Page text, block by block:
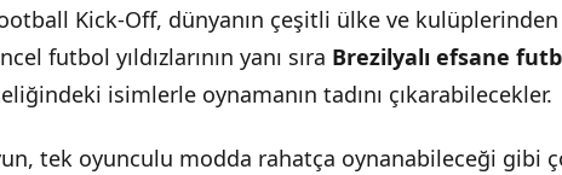
Oyunun Temel Özellikleri
Kick-Off, dünyanın çeşitli ülke ve kulüplerinden
futbol yıldızlarının yanı sıra Brezilyalı efsane
isimlerle oynamanın tadını çıkarabilecekler.
tek oyunculu modda rahatça oynanabileceği gibi